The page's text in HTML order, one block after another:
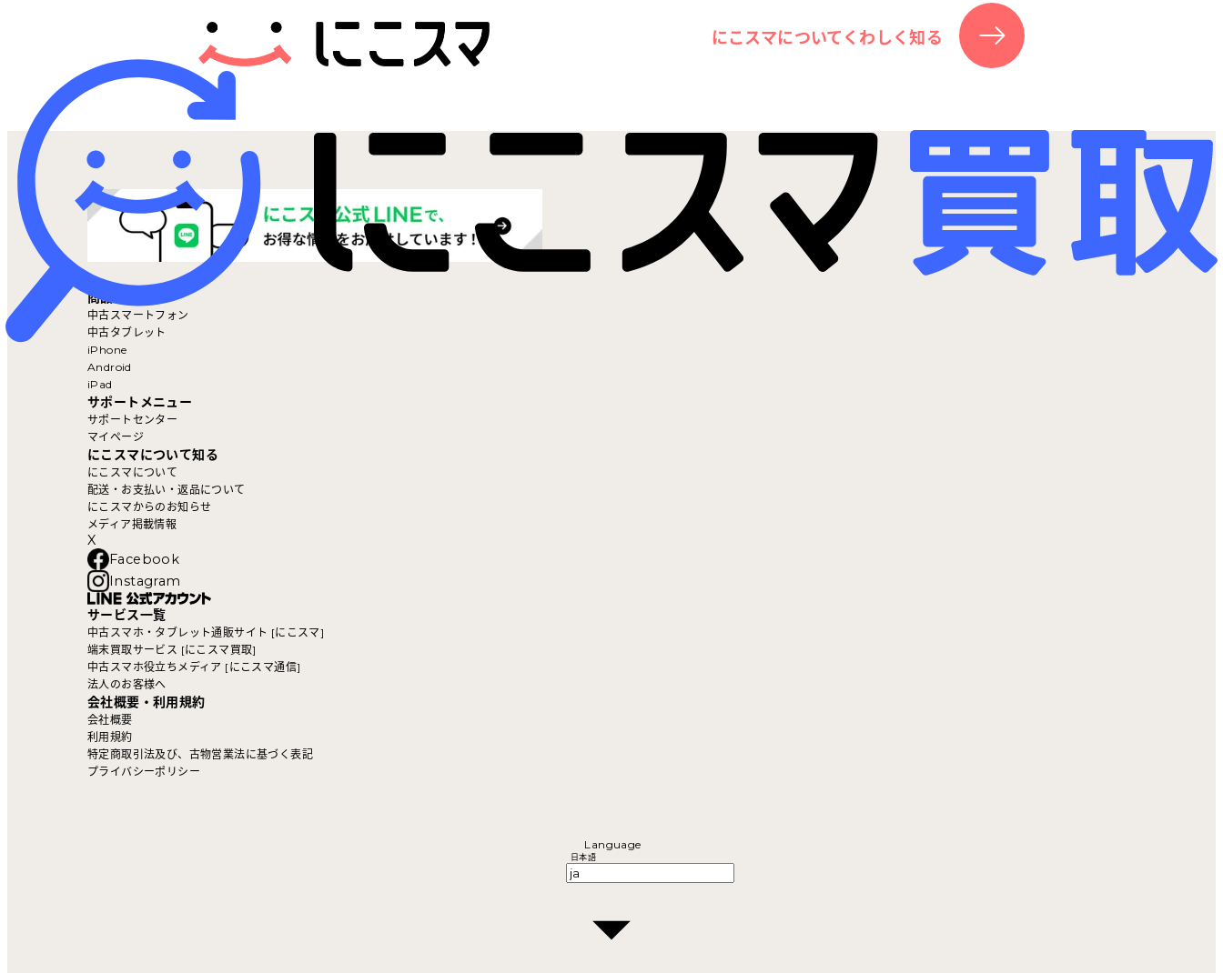
ニュース
にこスマ通信
マイページ
にこスマについてくわしく知る
商品を探す
中古スマートフォン
中古タブレット
iPhone
Android
iPad
サポートメニュー
サポートセンター
マイページ
にこスマについて知る
にこスマについて
配送・お支払い・返品について
にこスマからのお知らせ
メディア掲載情報
X
Facebook
Instagram
サービス一覧
中古スマホ・タブレット通販サイト [にこスマ]
端末買取サービス [にこスマ買取]
中古スマホ役立ちメディア [にこスマ通信]
法人のお客様へ
会社概要・利用規約
会社概要
利用規約
特定商取引法及び、古物営業法に基づく表記
プライバシーポリシー
Language
日本語